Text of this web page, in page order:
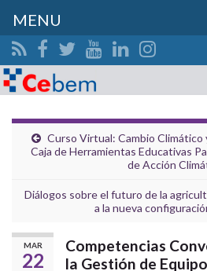
Search for:
Curso Virtual: Cambio Climático
Caja de Herramientas Educativas
de Acción
Diálogos sobre el futuro de la
a la nueva
MAR
22
Competencias
la Gestión de
MENU